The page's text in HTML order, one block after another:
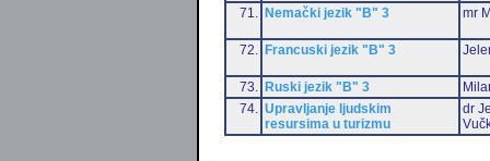
71.
Nemački jezik "B" 3 mr
72. Francuski jezik "B" 3
73. Ruski jezik "B" 3
74.
Upravljanje ljudskim
resursima u turizmu
dr